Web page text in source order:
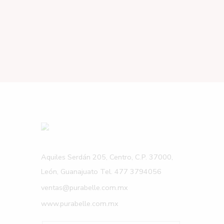
Aquiles Serdán 205, Centro, C.P. 37000,
León, Guanajuato Tel. 477 3794056
ventas@purabelle.com.mx
www.purabelle.com.mx